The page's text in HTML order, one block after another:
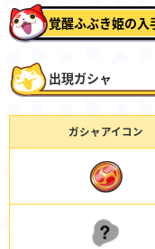
覚醒ふぶき姫の入
出現ガシャ
ガシャアイコン